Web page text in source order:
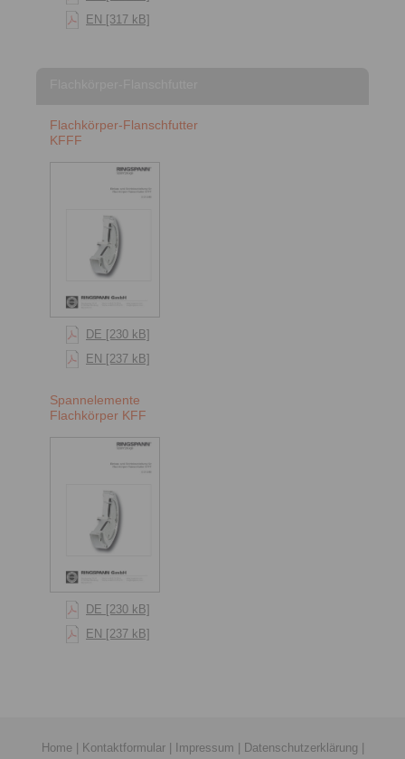
EN [317 kB]
Flachkörper-Flanschfutter
KFFF
DE [230 kB]
EN [237 kB]
Spannelemente
Flachkörper KFF
DE [230 kB]
EN [237 kB]
Home| Kontaktformular| Impressum | Datenschutzerklärung |